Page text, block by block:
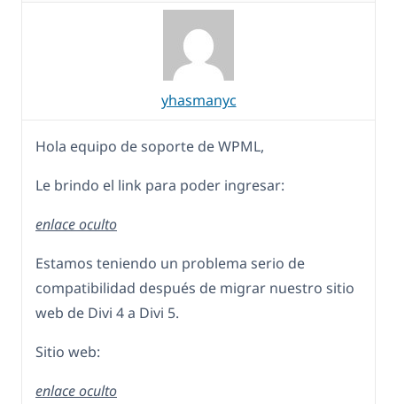
yhasmanyc
Hola equipo de soporte de WPML,
Le brindo el link para poder ingresar:
enlace oculto
Estamos teniendo un problema serio de
compatibilidad después de migrar nuestro sitio
web de Divi 4 a Divi 5.
Sitio web:
enlace oculto